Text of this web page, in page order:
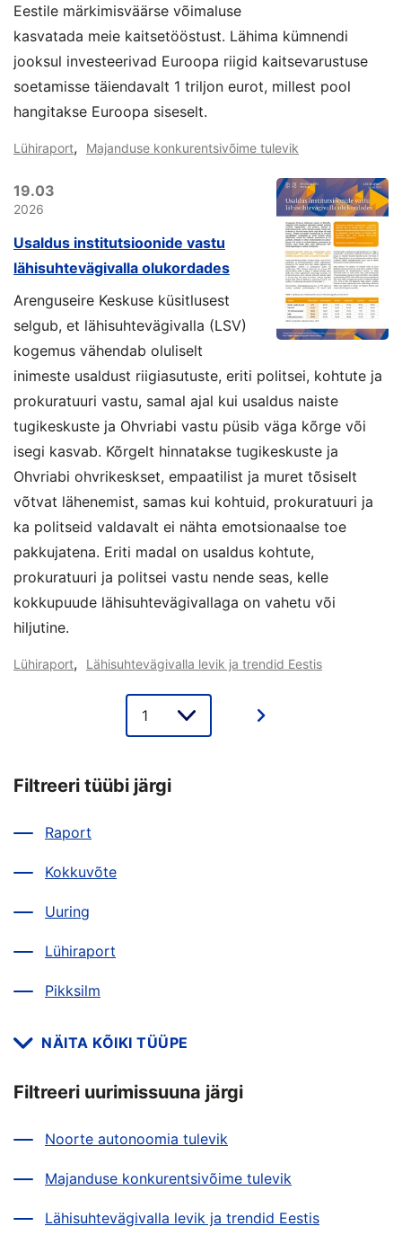
Eestile märkimisväärse võimaluse
kasvatada meie kaitsetööstust. Lähima kümnendi
jooksul investeerivad Euroopa riigid kaitsevarustuse
soetamisse täiendavalt 1 triljon eurot, millest pool
hangitakse Euroopa siseselt.
Lühiraport, Majanduse konkurentsivõime tulevik
19.03
2026
Usaldus institutsioonide vastu
lähisuhtevägivalla olukordades
Arenguseire Keskuse küsitlusest
selgub, et lähisuhtevägivalla (LSV)
kogemus vähendab oluliselt
inimeste usaldust riigiasutuste, eriti politsei, kohtute ja
prokuratuuri vastu, samal ajal kui usaldus naiste
tugikeskuste ja Ohvriabi vastu püsib väga kõrge või
isegi kasvab. Kõrgelt hinnatakse tugikeskuste ja
Ohvriabi ohvrikeskset, empaatilist ja muret tõsiselt
võtvat lähenemist, samas kui kohtuid, prokuratuuri ja
ka politseid valdavalt ei nähta emotsionaalse toe
pakkujatena. Eriti madal on usaldus kohtute,
prokuratuuri ja politsei vastu nende seas, kelle
kokkupuude lähisuhtevägivallaga on vahetu või
hiljutine.
Lühiraport, Lähisuhtevägivalla levik ja trendid Eestis
valik
Filtreeri tüübi järgi
Raport
Kokkuvõte
Uuring
Lühiraport
Pikksilm
NÄITA KÕIKI TÜÜPE
Filtreeri uurimissuuna järgi
Noorte autonoomia tulevik
Majanduse konkurentsivõime tulevik
Lähisuhtevägivalla levik ja trendid Eestis